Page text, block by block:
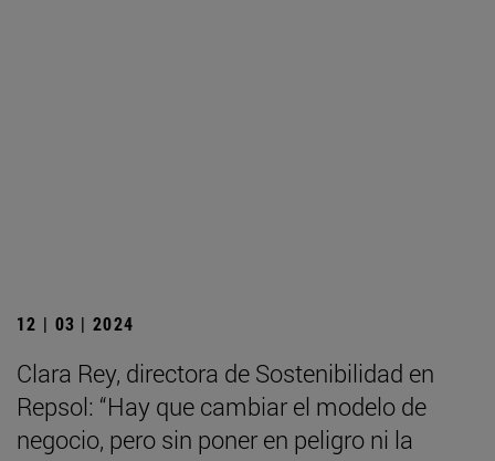
12 | 03 | 2024
Clara Rey, directora de Sostenibilidad en
Repsol: “Hay que cambiar el modelo de
negocio, pero sin poner en peligro ni la